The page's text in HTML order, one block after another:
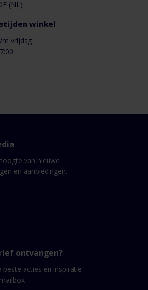
(NL)
winkel
m vrijdag
van nieuwe
en aanbiedingen.
ontvangen?
beste acties en inspiratie